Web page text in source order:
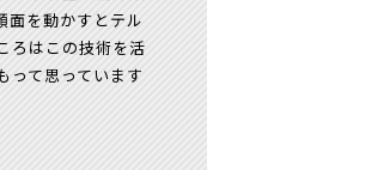
面を動かすとテル
ろはこの技術を活
って思っています